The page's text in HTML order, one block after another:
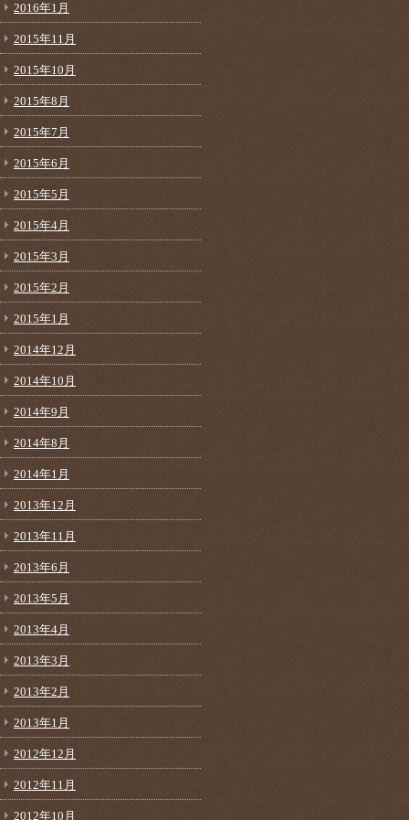
2016年1月
2015年11月
2015年10月
2015年8月
2015年7月
2015年6月
2015年5月
2015年4月
2015年3月
2015年2月
2015年1月
2014年12月
2014年10月
2014年9月
2014年8月
2014年1月
2013年12月
2013年11月
2013年6月
2013年5月
2013年4月
2013年3月
2013年2月
2013年1月
2012年12月
2012年11月
2012年10月